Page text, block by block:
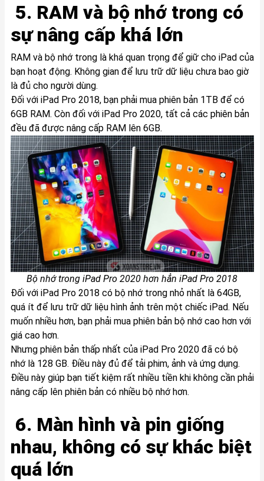
5. RAM và bộ nhớ trong có
sự nâng cấp khá lớn
RAM và bộ nhớ trong là khá quan trọng để giữ cho iPad của
bạn hoạt động. Không gian để lưu trữ dữ liệu chưa bao giờ
là đủ cho người dùng.
Đối với iPad Pro 2018, bạn phải mua phiên bản 1TB để có
6GB RAM. Còn đối với iPad Pro 2020, tất cả các phiên bản
đều đã được nâng cấp RAM lên 6GB.
Bộ nhớ trong iPad Pro 2020 hơn hẳn iPad Pro 2018
Đối với iPad Pro 2018 có bộ nhớ trong nhỏ nhất là 64GB,
quá ít để lưu trữ dữ liệu hình ảnh trên một chiếc iPad. Nếu
muốn nhiều hơn, bạn phải mua phiên bản bộ nhớ cao hơn với
giá cao hơn.
Nhưng phiên bản thấp nhất của iPad Pro 2020 đã có bộ
nhớ là 128 GB. Điều này đủ để tải phim, ảnh và ứng dụng.
Điều này giúp bạn tiết kiệm rất nhiều tiền khi không cần phải
nâng cấp lên phiên bản có nhiều bộ nhớ hơn.
6. Màn hình và pin giống
nhau, không có sự khác biệt
quá lớn